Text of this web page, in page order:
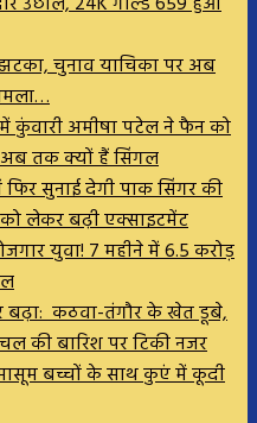
चुनाव याचिका पर अब
में कुंवारी अमीषा पटेल ने फैन को
तक क्यों हैं सिंगल
फिर सुनाई देगी पाक सिंगर की
लेकर बढ़ी एक्साइटमेंट
युवा! 7 महीने में 6.5 करोड़
बढ़ा: कठवा-तंगौर के खेत डूबे,
की बारिश पर टिकी नजर
बच्चों के साथ कुएं में कूदी